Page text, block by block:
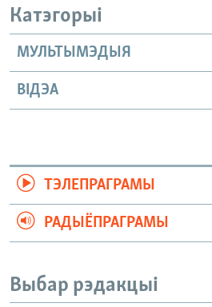
Катэгорыі
МУЛЬТЫМЭДЫЯ
ВІДЭА
ТЭЛЕПРАГРАМЫ
РАДЫЁПРАГРАМЫ
Выбар рэдакцыі